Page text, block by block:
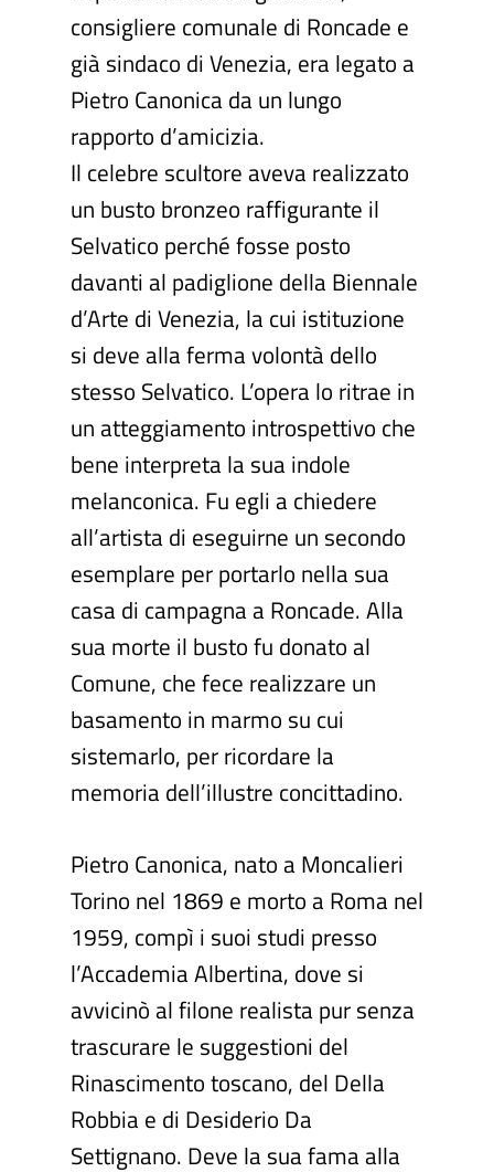
consigliere comunale di Roncade e
già sindaco di Venezia, era legato a
Pietro Canonica da un lungo
rapporto d’amicizia.
Il celebre scultore aveva realizzato
un busto bronzeo raffigurante il
Selvatico perché fosse posto
davanti al padiglione della Biennale
d’Arte di Venezia, la cui istituzione
si deve alla ferma volontà dello
stesso Selvatico. L’opera lo ritrae in
un atteggiamento introspettivo che
bene interpreta la sua indole
melanconica. Fu egli a chiedere
all’artista di eseguirne un secondo
esemplare per portarlo nella sua
casa di campagna a Roncade. Alla
sua morte il busto fu donato al
Comune, che fece realizzare un
basamento in marmo su cui
sistemarlo, per ricordare la
memoria dell’illustre concittadino.
Pietro Canonica, nato a Moncalieri
Torino nel 1869 e morto a Roma nel
1959, compì i suoi studi presso
l’Accademia Albertina, dove si
avvicinò al filone realista pur senza
trascurare le suggestioni del
Rinascimento toscano, del Della
Robbia e di Desiderio Da
Settignano. Deve la sua fama alla